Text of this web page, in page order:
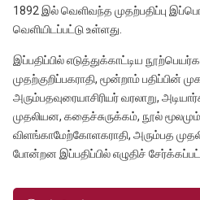
1892 இல் வெளிவந்த முதற்பதிப்பு
வெளியிடப்பட்டு உள்ளது.
இப்பதிப்பில் எடுத்துக்காட்டிய
முதற்குறிப்பகராதி, மூன்றாம் பதிப்பின்
அரும்பதவுரையாசிரியர் வரலாறு,
முதலியன, கதைச்சுருக்கம், நூல் மூலமும்
விளங்காமேற்கோளகராதி, அரும்பத
போன்றன இப்பதிப்பில் எழுதிச்